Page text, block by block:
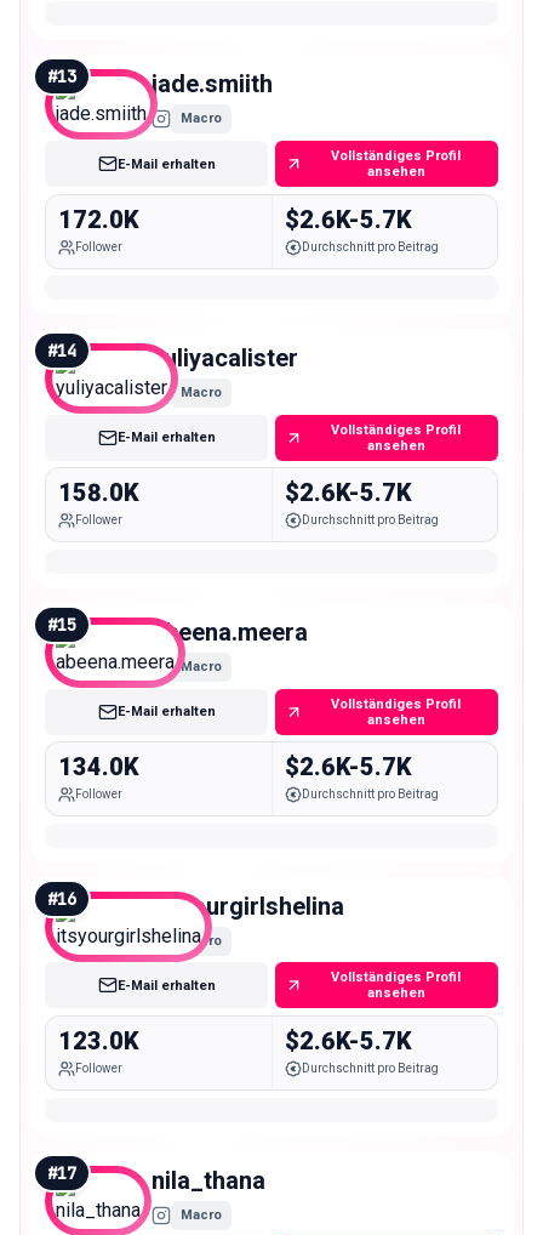
#13 jade.smiith
Macro
E-Mail erhalten
Vollständiges Profil
ansehen
172.0K
Follower
$2.6K-5.7K
Durchschnitt pro Beitrag
#14 yuliyacalister
Macro
E-Mail erhalten
Vollständiges Profil
ansehen
158.0K
Follower
$2.6K-5.7K
Durchschnitt pro Beitrag
#15 abeena.meera
Macro
E-Mail erhalten
Vollständiges Profil
ansehen
134.0K
Follower
$2.6K-5.7K
Durchschnitt pro Beitrag
#16 itsyourgirlshelina
Macro
E-Mail erhalten
Vollständiges Profil
ansehen
123.0K
Follower
$2.6K-5.7K
Durchschnitt pro Beitrag
#17 nila_thana
Macro